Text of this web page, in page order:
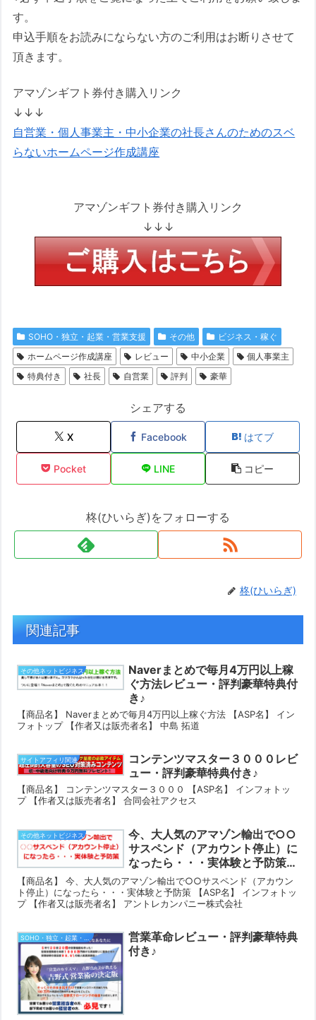
す。
申込手順をお読みにならない方のご利用はお断りさせて
頂きます。
アマゾンギフト券付き購入リンク
↓↓↓
自営業・個人事業主・中小企業の社長さんのためのスベ
らないホームページ作成講座
アマゾンギフト券付き購入リンク
↓↓↓
SOHO・独立・起業・営業支援 その他
ビジネス・稼ぐ
ホームページ作成講座
レビュー 中小企業
個人事業主
特典付き
社長 自営業 評判 豪華
シェアする
X Facebook はてブ
Pocket LINE コピー
柊(ひいらぎ)をフォローする
柊(ひいらぎ)
関連記事
その他ネットビジネス
Naverまとめで毎月4万円以上稼
ぐ方法レビュー・評判豪華特典付
き♪
【商品名】 Naverまとめで毎月4万円以上稼ぐ方法 【ASP名】 イン
フォトップ 【作者又は販売者名】 中島 拓道
サイトアフィリ関連
コンテンツマスター３０００レビ
ュー・評判豪華特典付き♪
【商品名】 コンテンツマスター３０００ 【ASP名】 インフォトッ
プ 【作者又は販売者名】 合同会社アクセス
その他ネットビジネス
今、大人気のアマゾン輸出で○○
サスペンド（アカウント停止）に
なったら・・・実体験と予防策レ
ビュー・評判豪華特典付き♪
【商品名】 今、大人気のアマゾン輸出で○○サスペンド（アカウン
ト停止）になったら・・・実体験と予防策 【ASP名】 インフォトッ
プ 【作者又は販売者名】 アントレカンパニー株式会社
SOHO・独立・起業・営業支援
営業革命レビュー・評判豪華特典
付き♪